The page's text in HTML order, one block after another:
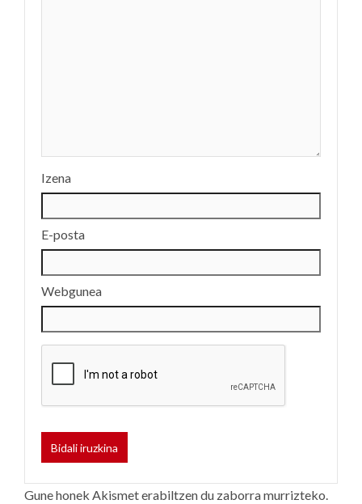
Izena
E-posta
Webgunea
Gune honek Akismet erabiltzen du zaborra murrizteko.